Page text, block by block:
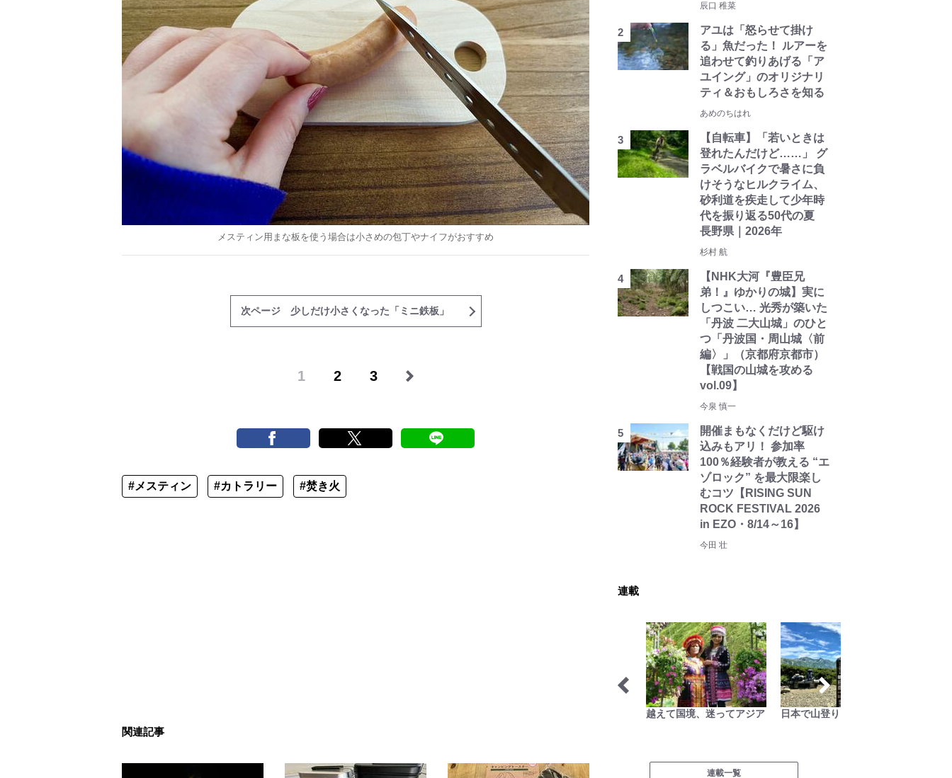
メスティン用まな板を使う場合は小さめの包丁やナイフがおすすめ
次ページ 少しだけ小さくなった「ミニ鉄板」
1 2 3
#メスティン #カトラリー #焚き火
関連記事
辰口 稚菜
アユは「怒らせて掛け
る」魚だった！ ルアーを
追わせて釣りあげる「ア
ユイング」のオリジナリ
ティ＆おもしろさを知る
あめのちはれ
【自転車】「若いときは
登れたんだけど……」 グ
ラベルバイクで暑さに負
けそうなヒルクライム、
砂利道を疾走して少年時
代を振り返る50代の夏
長野県｜2026年
杉村 航
【NHK大河『豊臣兄
弟！』ゆかりの城】実に
しつこい… 光秀が築いた
「丹波 二大山城」のひと
つ「丹波国・周山城〈前
編〉」（京都府京都市）
【戦国の山城を攻める
vol.09】
今泉 慎一
開催まもなくだけど駆け
込みもアリ！ 参加率
100％経験者が教える “エ
ゾロック” を最大限楽し
むコツ【RISING SUN
ROCK FESTIVAL 2026
in EZO・8/14～16】
今田 壮
連載
越えて国境、迷ってアジア 日本で山登りはじめました
連載一覧